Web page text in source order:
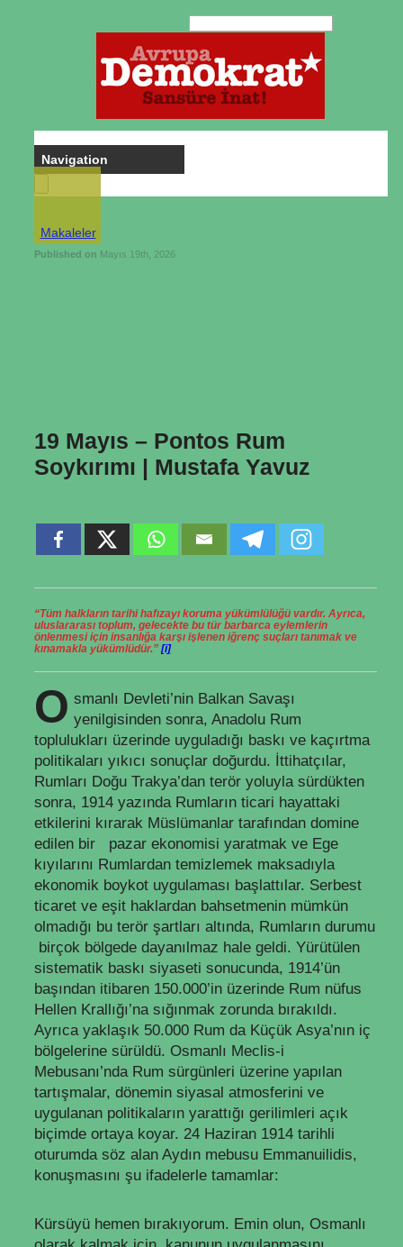
Makaleler
Published on Mayıs 19th, 2026
19 Mayıs – Pontos Rum
Soykırımı | Mustafa Yavuz
“Tüm halkların tarihi hafızayı koruma yükümlülüğü vardır. Ayrıca,
uluslararası toplum, gelecekte bu tür barbarca eylemlerin
önlenmesi için insanlığa karşı işlenen iğrenç suçları tanımak ve
kınamakla yükümlüdür.” [i]
O smanlı Devleti’nin Balkan Savaşı
yenilgisinden sonra, Anadolu Rum
toplulukları üzerinde uyguladığı baskı ve kaçırtma
politikaları yıkıcı sonuçlar doğurdu. İttihatçılar,
Rumları Doğu Trakya’dan terör yoluyla sürdükten
sonra, 1914 yazında Rumların ticari hayattaki
etkilerini kırarak Müslümanlar tarafından domine
edilen bir pazar ekonomisi yaratmak ve Ege
kıyılarını Rumlardan temizlemek maksadıyla
ekonomik boykot uygulaması başlattılar. Serbest
ticaret ve eşit haklardan bahsetmenin mümkün
olmadığı bu terör şartları altında, Rumların durumu
birçok bölgede dayanılmaz hale geldi. Yürütülen
sistematik baskı siyaseti sonucunda, 1914’ün
başından itibaren 150.000’in üzerinde Rum nüfus
Hellen Krallığı’na sığınmak zorunda bırakıldı.
Ayrıca yaklaşık 50.000 Rum da Küçük Asya’nın iç
bölgelerine sürüldü. Osmanlı Meclis-i
Mebusanı’nda Rum sürgünleri üzerine yapılan
tartışmalar, dönemin siyasal atmosferini ve
uygulanan politikaların yarattığı gerilimleri açık
biçimde ortaya koyar. 24 Haziran 1914 tarihli
oturumda söz alan Aydın mebusu Emmanuilidis,
konuşmasını şu ifadelerle tamamlar:
Kürsüyü hemen bırakıyorum. Emin olun, Osmanlı